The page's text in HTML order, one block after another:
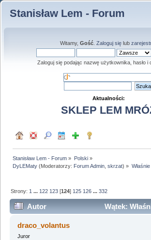
Stanisław Lem - Forum
Witamy, Gość. Zaloguj sięlub
Zaloguj się podając nazwę użytkownika, hasło i
Aktualności:
SKLEP LEM
Stanisław Lem - Forum » Polski»
DyLEMaty (Moderatorzy: Forum Admin ,skrzat) »
Strony: 1 ... 122 123 [124] 125 126 ...332
Autor
Wątek:
dowiedziałem... (Przeczytany 6600643
draco_volantus
Juror